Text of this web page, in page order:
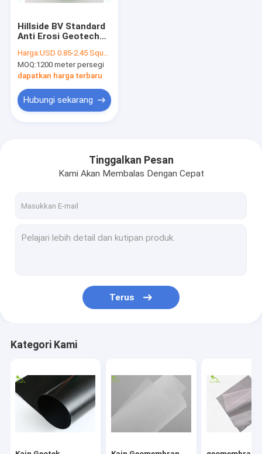
Hillside BV Standard
Anti Erosi Geotech
Melindungi Air
Harga:USD 0.85-2.45 Square Meter
MOQ:1200 meter persegi
dapatkan harga terbaru
Hubungi sekarang
Tinggalkan Pesan
Kami Akan Membalas Dengan Cepat
Terus
Kategori Kami